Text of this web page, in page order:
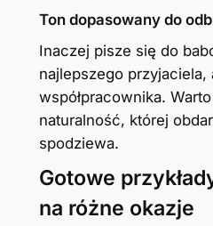
Ton dopasowany do
Inaczej pisze się do
najlepszego
współpracownika.
naturalność, której
spodziewa.
Gotowe
na różne okazje